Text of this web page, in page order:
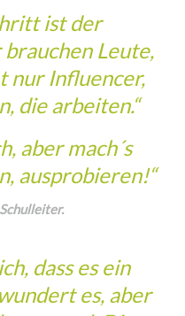
ist der
brauchen Leute,
nur Influencer,
die arbeiten.“
aber mach´s
ausprobieren!“
dass es ein
es, aber